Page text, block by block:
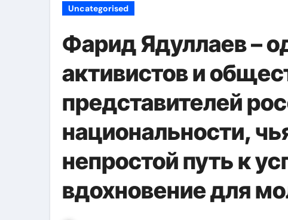
Uncategorised
Фарид Ядуллаев –
активистов и
представителей
национальности,
непростой путь к
вдохновение для